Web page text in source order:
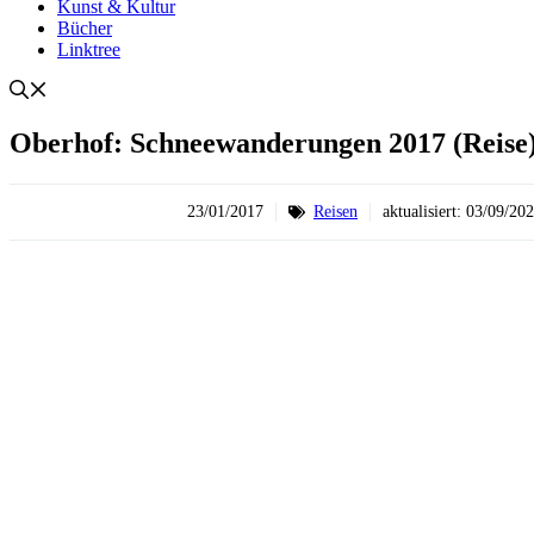
Kunst & Kultur
Bücher
Linktree
Oberhof: Schneewanderungen 2017
23/01/2017 Reisen aktualisiert: 03/09/